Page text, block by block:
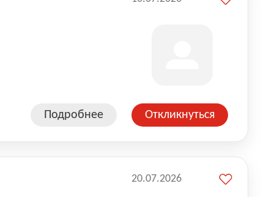
Подробнее Откликнуться
20.07.2026